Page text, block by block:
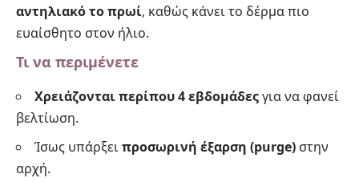
αντηλιακό το πρωί, καθώς κάνει το δέρμα πιο
ευαίσθητο στον ήλιο.
Τι να περιμένετε
Χρειάζονται περίπου 4 εβδομάδεςγια να φανεί
βελτίωση.
Ίσως υπάρξειπροσωρινή έξαρση (purge) στην
αρχή.